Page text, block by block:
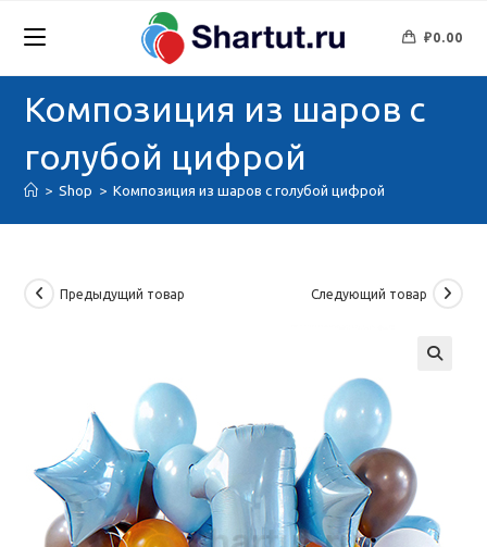
₽0.00
Композиция из шаров с
голубой цифрой
> Shop > Композиция из шаров с голубой цифрой
Предыдущий товар Следующий товар